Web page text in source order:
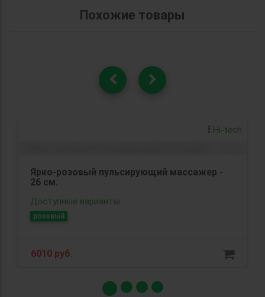
Похожие товары
Hi-tech
Ярко-розовый пульсирующий массажер -
26 см.
Доступные варианты:
розовый
6010 руб.